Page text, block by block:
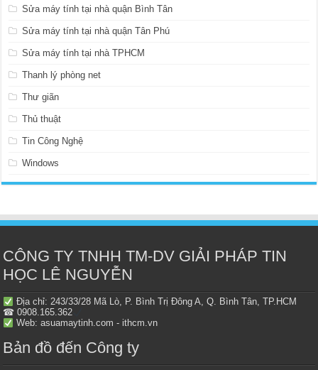
Sửa máy tính tại nhà quận Bình Tân
Sửa máy tính tại nhà quận Tân Phú
Sửa máy tính tại nhà TPHCM
Thanh lý phòng net
Thư giãn
Thủ thuật
Tin Công Nghệ
Windows
CÔNG TY TNHH TM-DV GIẢI PHÁP TIN
HỌC LÊ NGUYỄN
Địa chỉ: 243/33/28 Mã Lò, P. Bình Trị Đông A, Q. Bình Tân, TP.HCM
☎ 0908.165.362
Web: asuamaytinh.com - ithcm.vn
Bản đồ đến Công ty